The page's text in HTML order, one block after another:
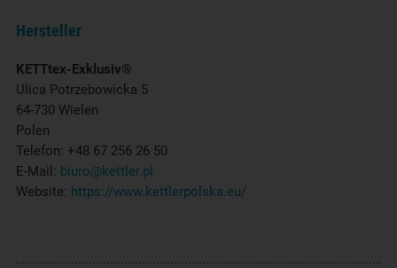
Hersteller
KETTtex-Exklusiv®
Ulica Potrzebowicka 5
64-730 Wielen
Polen
Telefon: +48 67 256 26 50
E-Mail: biuro@kettler.pl
Website: https://www.kettlerpolska.eu/